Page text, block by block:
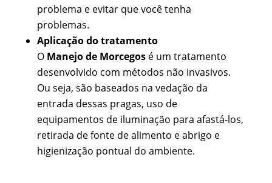
problema e evitar que você tenha
problemas.
Aplicação do tratamento
O Manejo de Morcegosé um tratamento
desenvolvido com métodos não invasivos.
Ou seja, são baseados na vedação da
entrada dessas pragas, uso de
equipamentos de iluminação para afastá-los,
retirada de fonte de alimento e abrigo e
higienização pontual do ambiente.